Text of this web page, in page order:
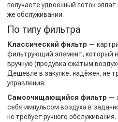
получаете удвоенный поток
же обслуживании.
По типу фильтра
Классический фильтр —
фильтрующий элемент, который
вручную (продувка сжатым
Дешевле в закупке, надёжен, не
управления.
Самоочищающийся фильтр —
себя импульсом воздуха в
не требует ручного